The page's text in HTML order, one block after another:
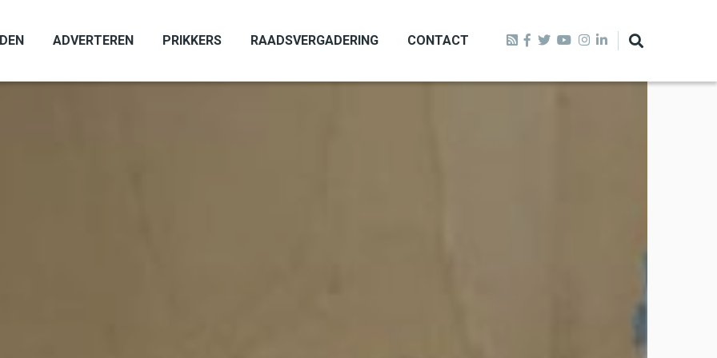
ADVERTEREN PRIKKERS RAADSVERGADERING CONTACT